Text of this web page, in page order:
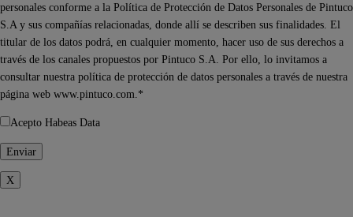
personales conforme a la Política de Protección de Datos Personales de Pintuco
S.A y sus compañías relacionadas, donde allí se describen sus finalidades. El
titular de los datos podrá, en cualquier momento, hacer uso de sus derechos a
través de los canales propuestos por Pintuco S.A. Por ello, lo invitamos a
consultar nuestra política de protección de datos personales a través de nuestra
página web www.pintuco.com.*
Acepto Habeas Data
X